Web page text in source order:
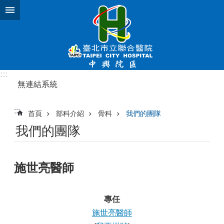
跳到主要內容區塊
:::
無連結系統
::: 首頁 部科介紹 骨科 我們的團隊
我們的團隊
施世亮醫師
專任
施世亮醫師